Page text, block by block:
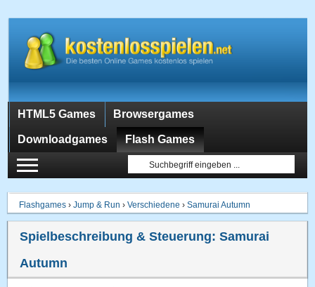
HTML5 Games Browsergames
Downloadgames Flash Games
Flashgames ›Jump & Run ›Verschiedene ›Samurai Autumn
Spielbeschreibung & Steuerung:Samurai
Autumn